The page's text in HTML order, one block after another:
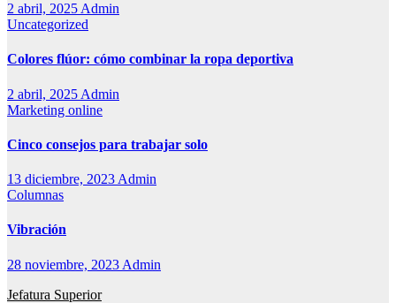
2 abril, 2025 Admin
Uncategorized
Colores flúor: cómo combinar la ropa deportiva
2 abril, 2025 Admin
Marketing online
Cinco consejos para trabajar solo
13 diciembre, 2023 Admin
Columnas
Vibración
28 noviembre, 2023 Admin
Jefatura Superior